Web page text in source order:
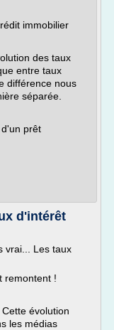
immobilier
des taux
entre taux
différence nous
séparée.
prêt
d'intérêt
vrai... Les taux
remontent !
évolution
les médias